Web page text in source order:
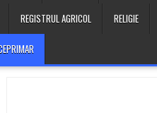
REGISTRUL AGRICOL RELIGIE